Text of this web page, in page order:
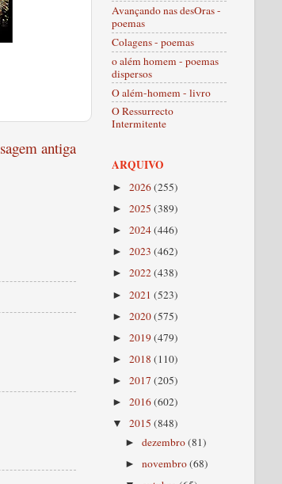
antiga
Avançando nas desOras -
poemas
Colagens - poemas
o além homem - poemas
dispersos
O além-homem - livro
O Ressurrecto
Intermitente
ARQUIVO
► 2026(255)
► 2025 (389)
► 2024(446)
► 2023 (462)
► 2022(438)
► 2021 (523)
► 2020(575)
► 2019(479)
► 2018 (110)
► 2017 (205)
► 2016(602)
▼ 2015 (848)
►dezembro(81)
►novembro(68)